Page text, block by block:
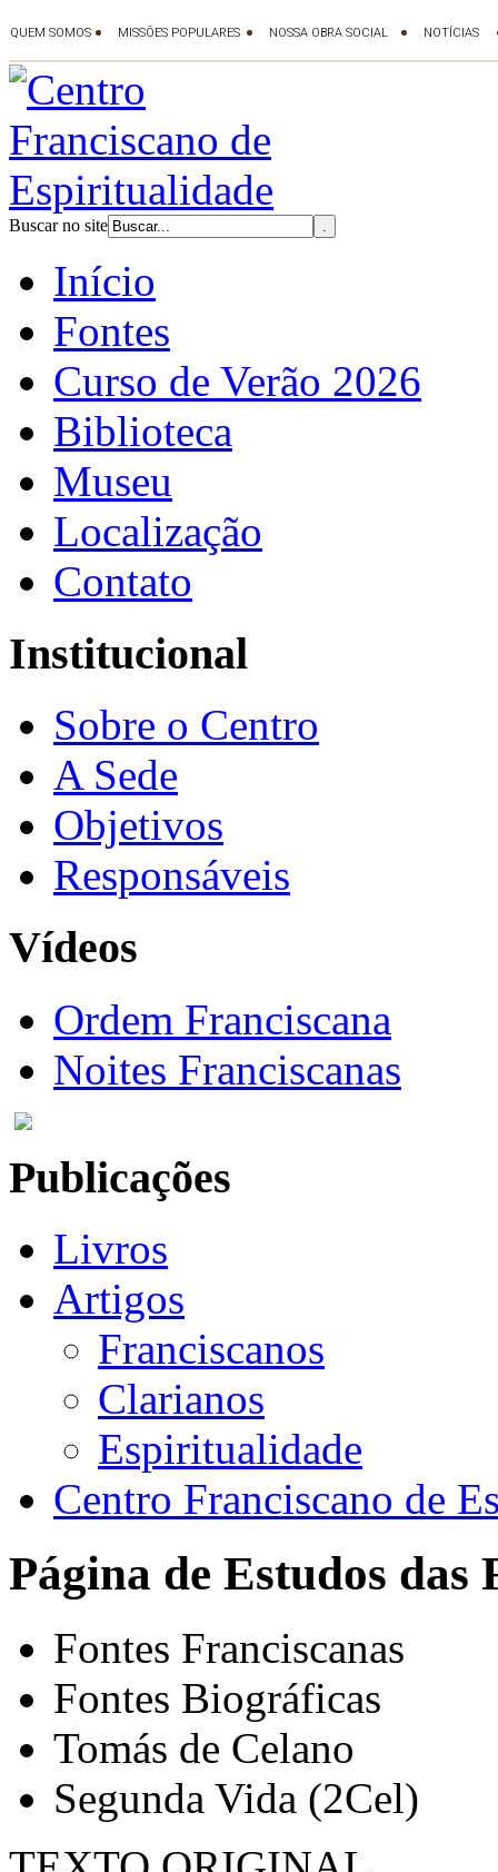
Buscar no site
Início
Fontes
Curso de Verão 2026
Biblioteca
Museu
Localização
Contato
Institucional
Sobre o Centro
A Sede
Objetivos
Responsáveis
Vídeos
Ordem Franciscana
Noites Franciscanas
Publicações
Livros
Artigos
Franciscanos
Clarianos
Espiritualidade
Centro Franciscano de
Página de Estudos das
Fontes Franciscanas
Fontes Biográficas
Tomás de Celano
Segunda Vida (2Cel)